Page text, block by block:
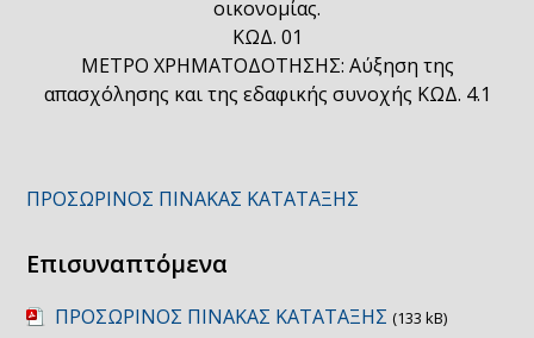
οικονομίας.
ΚΩΔ. 01
ΜΕΤΡΟ ΧΡΗΜΑΤΟΔΟΤΗΣΗΣ: Αύξηση της
απασχόλησης και της εδαφικής συνοχής ΚΩΔ. 4.1
ΠΡΟΣΩΡΙΝΟΣ ΠΙΝΑΚΑΣ ΚΑΤΑΤΑΞΗΣ
Επισυναπτόμενα
ΠΡΟΣΩΡΙΝΟΣ ΠΙΝΑΚΑΣ ΚΑΤΑΤΑΞΗΣ (133 kB)